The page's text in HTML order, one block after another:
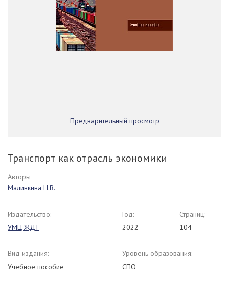
Предварительный просмотр
Транспорт как отрасль экономики
Авторы
Малинкина Н.В.
Издательство:
УМЦ ЖДТ
Год:
2022
Страниц:
104
Вид издания:
Учебное пособие
Уровень образования:
СПО